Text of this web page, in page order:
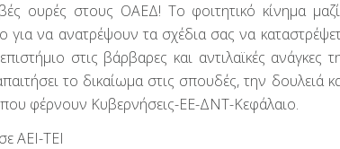
ουρές στους ΟΑΕΔ! Το φοιτητικό κίνημα
να ανατρέψουν τα σχέδια σας να
στις βάρβαρες και αντιλαϊκές
το δικαίωμα στις σπουδές, την δουλειά
που φέρνουν Κυβερνήσεις-ΕΕ-ΔΝΤ-Κεφάλαιο.
ΑΕΙ-ΤΕΙ